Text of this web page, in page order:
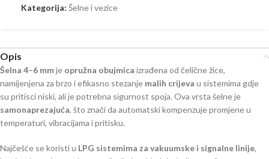
Kategorija: Šelne i vezice
Opis
Šelna 4–6 mmje opružna obujmica izrađena od čelične žice,
namijenjena za brzo i efikasno stezanje malih crijeva u sistemima gdje
su pritisci niski, ali je potrebna sigurnost spoja. Ova vrsta šelne je
samonaprezajuća, što znači da automatski kompenzuje promjene u
temperaturi, vibracijama i pritisku.
Najčešće se koristi u LPG sistemima za vakuumske i signalne linije,